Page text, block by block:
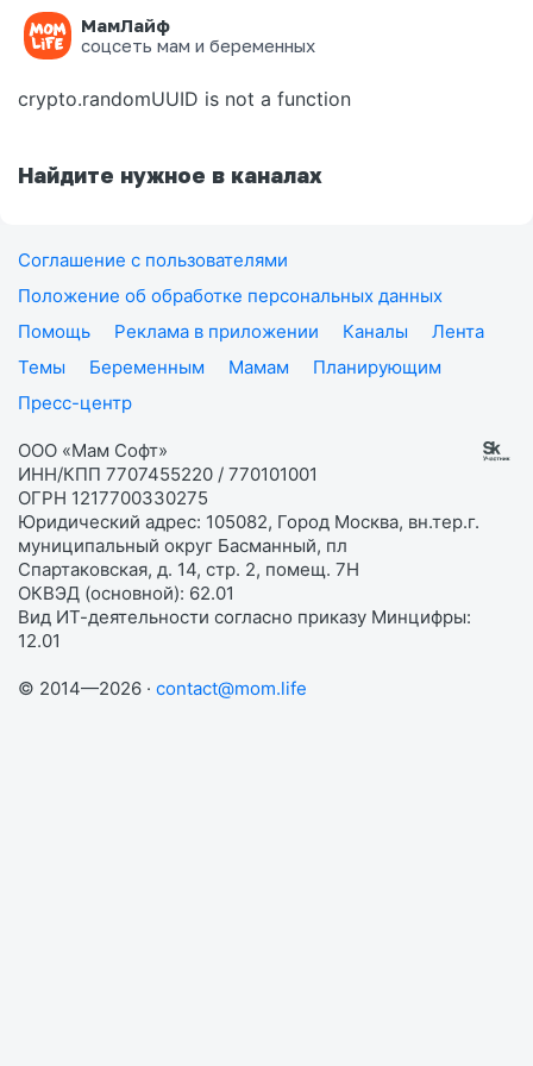
МамЛайф
соцсеть мам и беременных
Ошибка на странице
crypto.randomUUID is not a function
Найдите нужное в каналах
Соглашение с пользователями
Положение об обработке персональных данных
Помощь
Реклама в приложении Каналы
Лента
Темы
Беременным Мамам
Планирующим
Пресс-центр
ООО «Мам Софт»
ИНН/КПП 7707455220 / 770101001
ОГРН 1217700330275
Юридический адрес: 105082, Город Москва, вн.тер.г.
муниципальный округ Басманный, пл
Спартаковская, д. 14, стр. 2, помещ. 7Н
ОКВЭД (основной): 62.01
Вид ИТ-деятельности согласно приказу Минцифры:
12.01
© 2014—2026 · contact@mom.life